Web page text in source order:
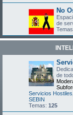
No
de
de
Servicios Hostiles
SEBIN
Temas: 125